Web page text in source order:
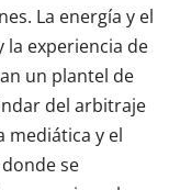
La energía y el
la experiencia de
un plantel de
del arbitraje
mediática y el
se